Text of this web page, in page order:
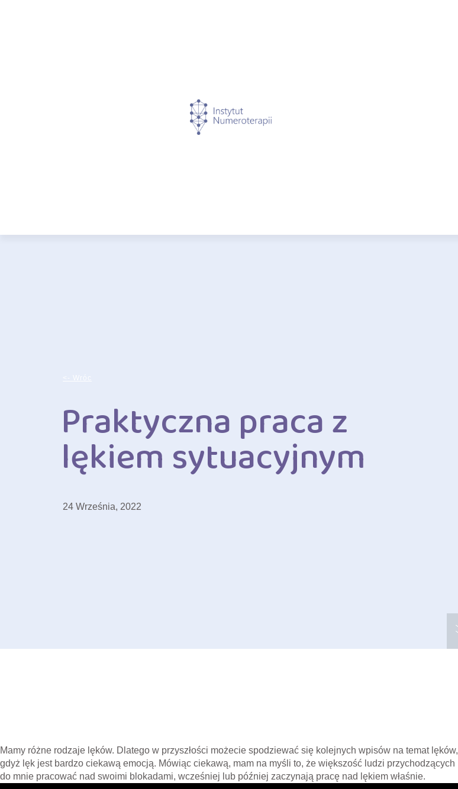
<- Wróc
Praktyczna praca z
lękiem sytuacyjnym
24 Września, 2022
Mamy różne rodzaje lęków. Dlatego w przyszłości możecie spodziewać się kolejnych wpisów na temat lęków,
gdyż lęk jest bardzo ciekawą emocją. Mówiąc ciekawą, mam na myśli to, że większość ludzi przychodzących
do mnie pracować nad swoimi blokadami, wcześniej lub później zaczynają pracę nad lękiem właśnie.